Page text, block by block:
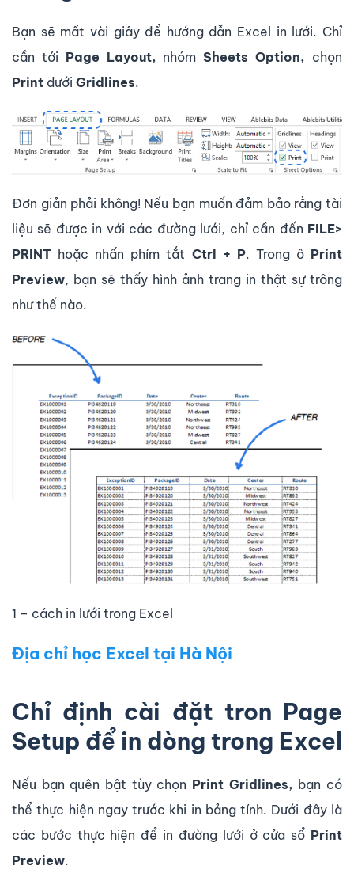
Bạn sẽ mất vài giây để hướng dẫn Excel in lưới. Chỉ
cần tới Page Layout, nhómSheets Option, chọn
Print dưới Gridlines.
Đơn giản phải không! Nếu bạn muốn đảm bảo rằng tài
liệu sẽ được in với các đường lưới, chỉ cần đến FILE>
PRINT hoặc nhấn phím tắt Ctrl + P. Trong ô Print
Preview, bạn sẽ thấy hình ảnh trang in thật sự trông
như thế nào.
1 – cách in lưới trong Excel
Địa chỉ học Excel tại Hà Nội
Chỉ định cài đặt tron Page
Setup để in dòng trong Excel
Nếu bạn quên bật tùy chọn Print Gridlines, bạn có
thể thực hiện ngay trước khi in bảng tính. Dưới đây là
các bước thực hiện để in đường lưới ở cửa sổ Print
Preview.